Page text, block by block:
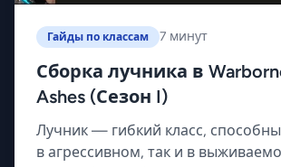
Гайды по классам 7 минут
Сборка лучника в
Ashes (Сезон I)
Лучник — гибкий класс,
в агрессивном, так и в